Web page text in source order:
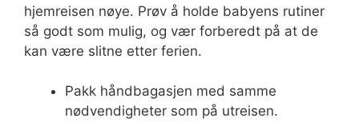
hjemreisen nøye. Prøv å holde babyens rutiner
så godt som mulig, og vær forberedt på at de
kan være slitne etter ferien.
Pakk håndbagasjen med samme
nødvendigheter som på utreisen.